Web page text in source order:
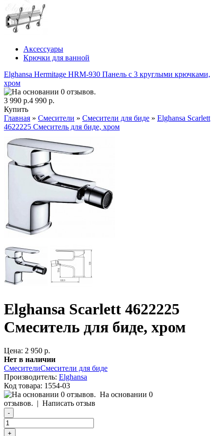
Аксессуары
Крючки для ванной
Elghansa Hermitage HRM-930 Панель с 3 круглыми крючками,
хром
3 990 р.4 990 р.
Купить
Главная » Смесители » Смесители для биде » Elghansa Scarlett
4622225 Смеситель для биде, хром
Elghansa Scarlett 4622225
Смеситель для биде, хром
Цена: 2 950 р.
Нет в наличии
СмесителиСмесители для биде
Производитель: Elghansa
Код товара: 1554-03
На основании 0
отзывов. | Написать отзыв